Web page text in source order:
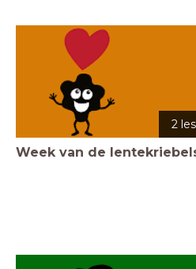
2
Week van de